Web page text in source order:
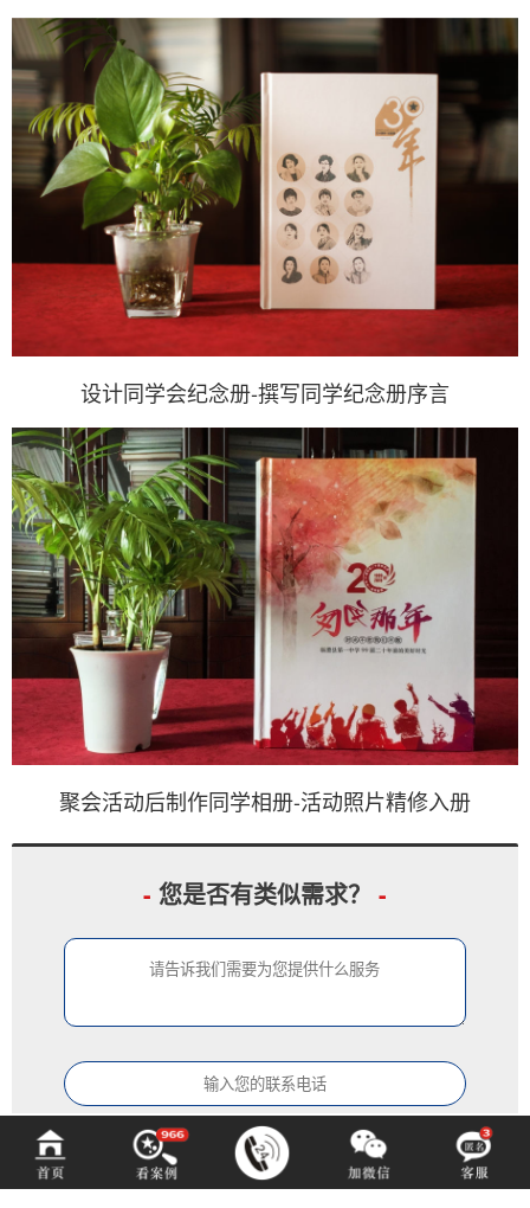
设计同学会纪念册-撰写同学纪念册序言
聚会活动后制作同学相册-活动照片精修入册
- 您是否有类似需求？ -